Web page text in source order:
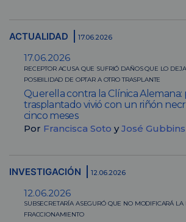
ACTUALIDAD 17.06.2026
17.06.2026
RECEPTOR ACUSA QUE SUFRIÓ DAÑOS QUE LO
POSIBILIDAD DE OPTAR A OTRO TRASPLANTE
Querella contra la Clínica Alemana:
trasplantado vivió con un riñón
cinco meses
Por Francisca Soto yJosé Gubbins
INVESTIGACIÓN 12.06.2026
12.06.2026
SUBSECRETARÍA ASEGURÓ QUE NO MODIFICARÁ LA
FRACCIONAMIENTO